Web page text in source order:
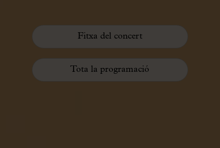
Fitxa del concert
Tota la programació